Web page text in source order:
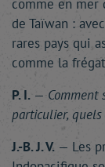
comme en
de Taïwan :
rares pays qui
comme la
P. I. — Comment
particulier,
J.-B. J. V. — Les